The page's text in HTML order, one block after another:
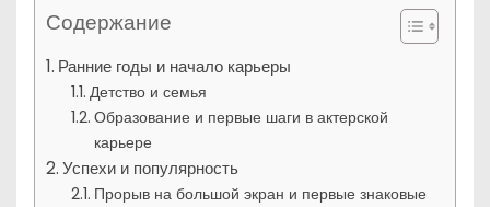
Содержание
Ранние годы и начало карьеры
Детство и семья
Образование и первые шаги в актерской
карьере
Успехи и популярность
Прорыв на большой экран и первые знаковые